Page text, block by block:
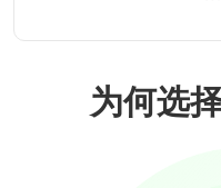
为何选